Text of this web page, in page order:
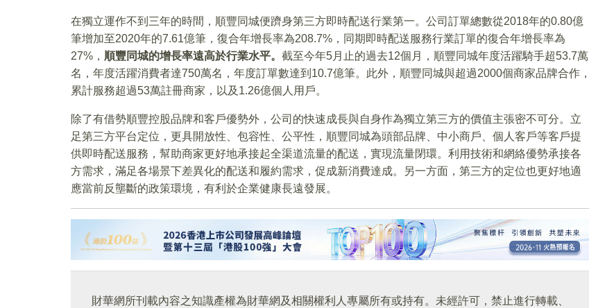
在獨立運作不到三年的時間，順豐同城便躋身第三方即時配送行業第一。公司訂單總數從2018年的0.80億
筆增加至2020年的7.61億筆，復合年增長率為208.7%，同期即時配送服務行業訂單的復合年增長率為
27%， 順豐同城的增長率遠高於行業水平。 截至今年5月止的過去12個月，順豐同城年度活躍騎手超53.7萬
名，年度活躍消費者達750萬名，年度訂單數達到10.7億筆。此外，順豐同城與超過2000個商家品牌合作，
累計服務超過53萬註冊商家，以及1.26億個人用戶。
除了有借勢順豐控股品牌和客戶優勢外，公司的快速成長與自身作為獨立第三方的價值主張密不可分。立
足第三方平台定位，更具開放性、包容性、公平性，順豐同城為頭部品牌、中小商戶、個人客戶等客戶提
供即時配送服務，幫助商家更好地承接起全渠道流量的配送，實現流量閉環。利用技術和網絡優勢承接各
方需求，滿足各場景下差異化的配送和履約需求，促成新消費達成。另一方面，第三方的定位也更好地適
應當前反壟斷的政策環境，有利於企業健康長遠發展。
財華網所刊載內容之知識產權為財華網及相關權利人專屬所有或持有。未經許可，禁止進行轉載、